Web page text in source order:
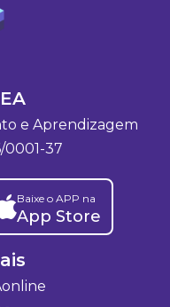
e Aprendizagem
0001-37
Baixe o APP na
App Store